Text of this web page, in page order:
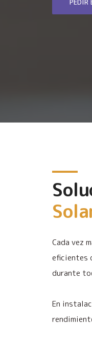
Cada vez
eficientes
durante
En